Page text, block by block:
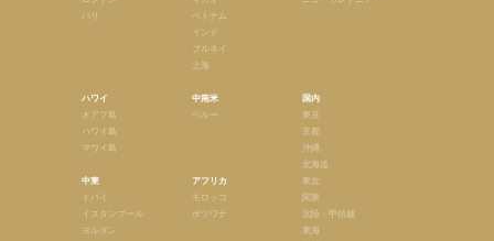
パリ
ハワイ
オアフ島
ハワイ島
マウイ島
中東
ドバイ
イスタンブール
ヨルダン
ベトナム
インド
ブルネイ
上海
中南米
ペルー
アフリカ
モロッコ
ボツワナ
国内
東京
京都
沖縄
北海道
東北
関東
北陸・甲信越
東海